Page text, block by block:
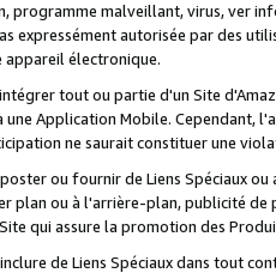
programme malveillant, virus, ver
expressément autorisée par des
électronique.
tout ou partie d'un Site
Application Mobile. Cependant,
ne saurait constituer une
ou fournir de Liens Spéciaux
plan ou à l'arrière-plan, publicité
qui assure la promotion des
de Liens Spéciaux dans tout